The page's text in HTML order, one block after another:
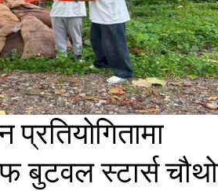
बुटवल स्टार्स चौथो